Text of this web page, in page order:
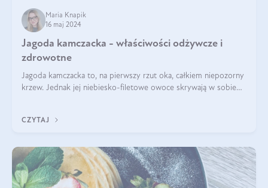
Maria Knapik
16 maj 2024
Jagoda kamczacka - właściwości odżywcze i
zdrowotne
Jagoda kamczacka to, na pierwszy rzut oka, całkiem niepozorny
krzew. Jednak jej niebiesko-filetowe owoce skrywają w sobie
CZYTAJ